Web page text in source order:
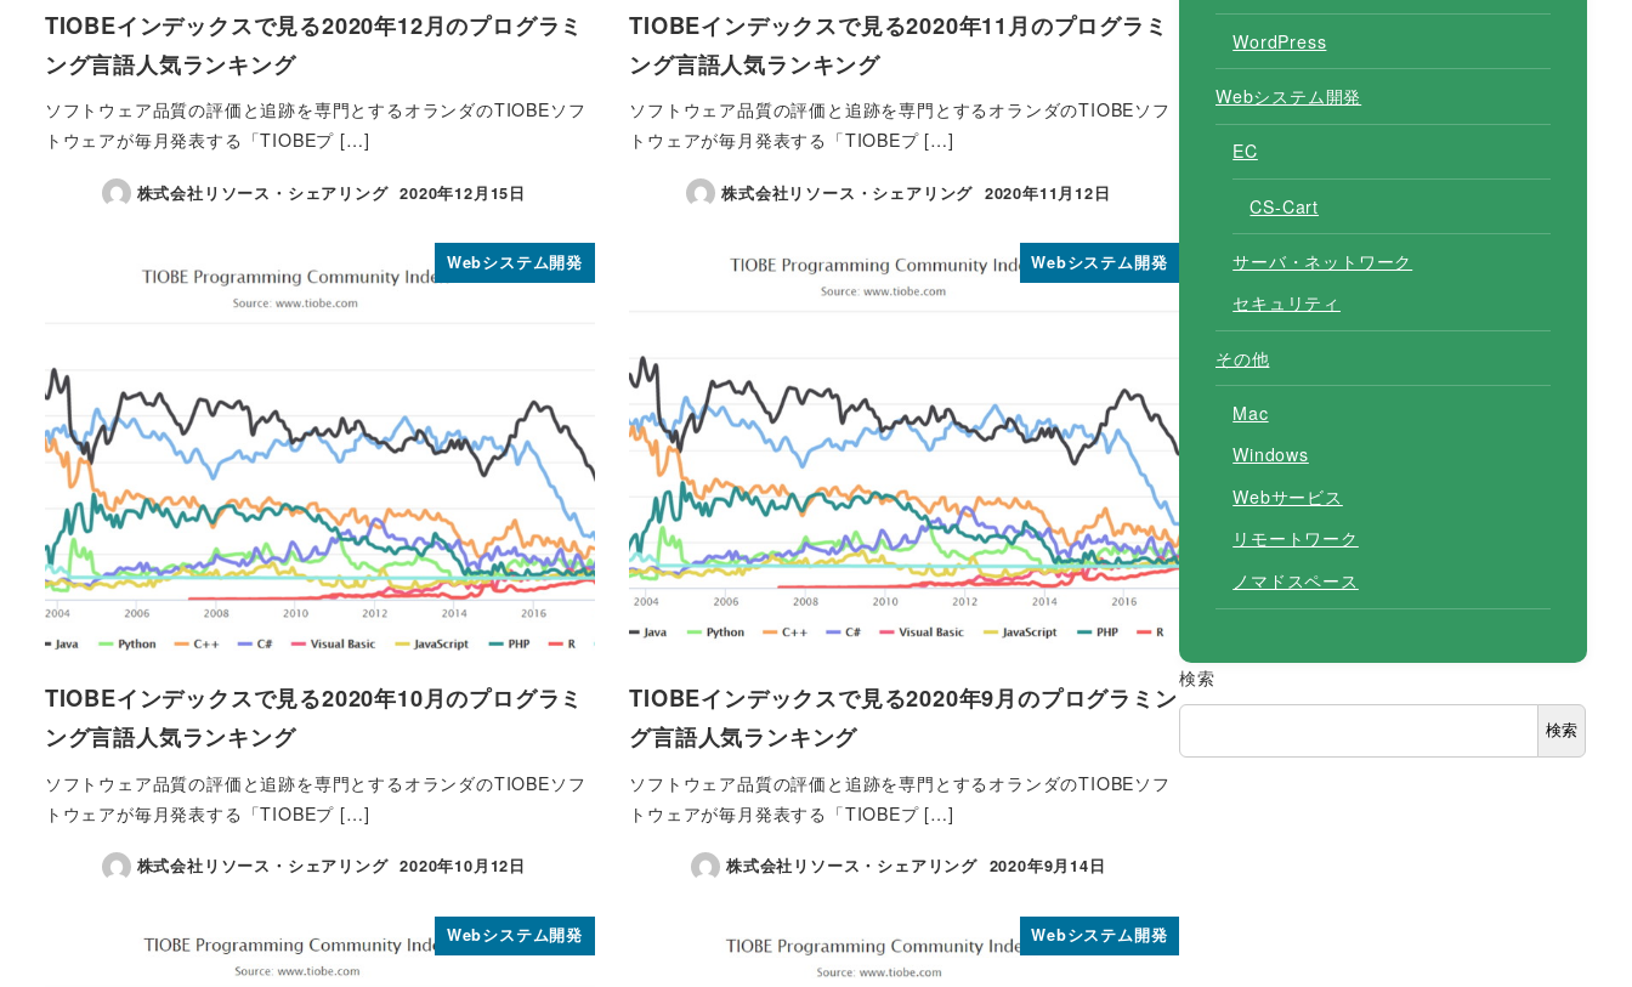
TIOBEインデックスで見る2020年12月のプログラミ
ング言語人気ランキング
ソフトウェア品質の評価と追跡を専門とするオランダのTIOBEソフ
トウェアが毎月発表する「TIOBEプ […]
株式会社リソース・シェアリング
投稿日
2020年12月15日
TIOBEインデックスで見る2020年11月のプログラミ
ング言語人気ランキング
ソフトウェア品質の評価と追跡を専門とするオランダのTIOBEソフ
トウェアが毎月発表する「TIOBEプ […]
株式会社リソース・シェアリング
投稿日
2020年11月12日
Webシステム開発
TIOBEインデックスで見る2020年10月のプログラミ
ング言語人気ランキング
ソフトウェア品質の評価と追跡を専門とするオランダのTIOBEソフ
トウェアが毎月発表する「TIOBEプ […]
株式会社リソース・シェアリング
投稿日
2020年10月12日
Webシステム開発
TIOBEインデックスで見る2020年9月のプログラミン
グ言語人気ランキング
ソフトウェア品質の評価と追跡を専門とするオランダのTIOBEソフ
トウェアが毎月発表する「TIOBEプ […]
株式会社リソース・シェアリング
投稿日
2020年9月14日
Webシステム開発 Webシステム開発
WordPress
Webシステム開発
EC
CS-Cart
サーバ・ネットワーク
セキュリティ
その他
Mac
Windows
Webサービス
リモートワーク
ノマドスペース
検索
検索